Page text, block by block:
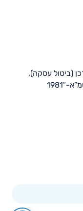
(ביטול עסקה),